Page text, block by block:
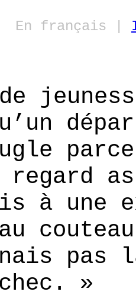
En français |
regard
à une
pas
»